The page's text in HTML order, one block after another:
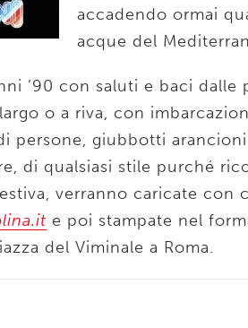
accadendo ormai
acque del
’90 con saluti e baci dalle
o a riva, con
persone, giubbotti arancioni
di qualsiasi stile purché
verranno caricate con
e poi stampate nel
del Viminale a Roma.